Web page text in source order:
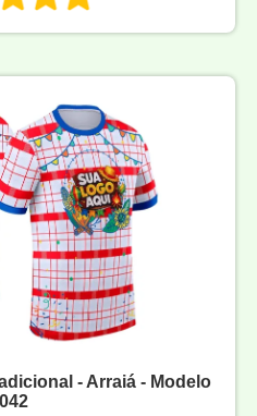
- Arraiá - Modelo
042